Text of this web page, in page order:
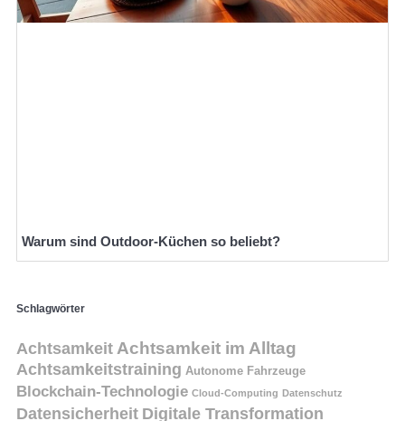
Warum sind Outdoor-Küchen so beliebt?
Schlagwörter
AchtsamkeitAchtsamkeit im Alltag
Achtsamkeitstraining Autonome Fahrzeuge
Blockchain-Technologie Cloud-Computing Datenschutz
Datensicherheit Digitale Transformation